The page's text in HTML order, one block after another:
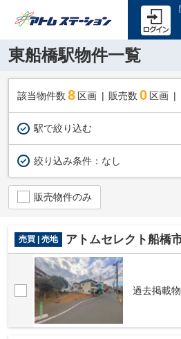
東船橋駅物件一覧
該当物件数 8 区画 販売数 0 区画
駅で絞り込む
絞り込み条件： なし
販売物件のみ
売買 | 売地 アトムセレクト船橋
過去掲載